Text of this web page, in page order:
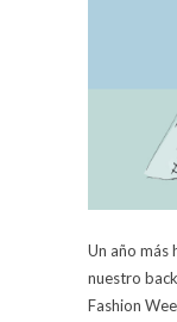
Un año más
nuestro
Fashion